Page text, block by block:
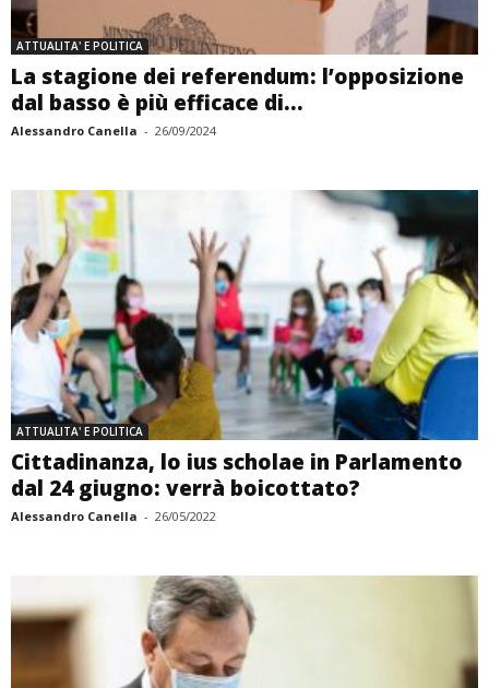
ATTUALITA' E POLITICA
La stagione dei referendum: l’opposizione
dal basso è più efficace di...
Alessandro Canella - 26/09/2024
ATTUALITA' E POLITICA
Cittadinanza, lo ius scholae in Parlamento
dal 24 giugno: verrà boicottato?
Alessandro Canella - 26/05/2022